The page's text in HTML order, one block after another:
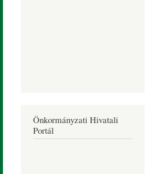
Önkormányzati Hivatali
Portál